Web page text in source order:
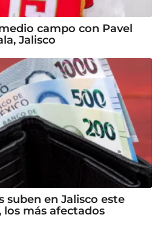
campo con Pavel
Jalisco
suben en Jalisco este
los más afectados